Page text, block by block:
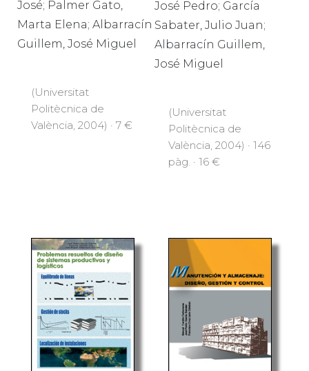
José; Palmer Gato,
Marta Elena; Albarracín
Guillem, José Miguel
(Universitat
Politècnica de
València, 2004) · 7 €
José Pedro; García
Sabater, Julio Juan;
Albarracín Guillem,
José Miguel
(Universitat
Politècnica de
València, 2004) · 146
pàg. · 16 €